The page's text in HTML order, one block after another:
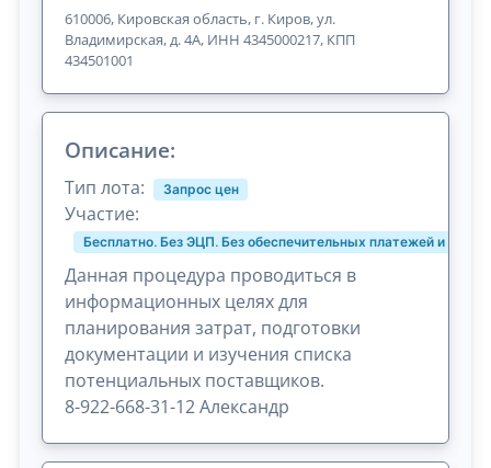
610006, Кировская область, г. Киров, ул.
Владимирская, д. 4А, ИНН 4345000217, КПП
434501001
Описание:
Тип лота: Запрос цен
Участие:
Бесплатно. Без ЭЦП. Без обеспечительных платежей и
Данная процедура проводиться в
информационных целях для
планирования затрат, подготовки
документации и изучения списка
потенциальных поставщиков.
8-922-668-31-12 Александр